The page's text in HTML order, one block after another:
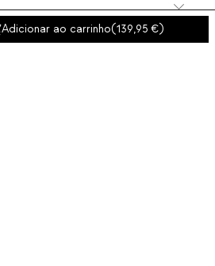
Adicionar ao carrinho(139,95 )